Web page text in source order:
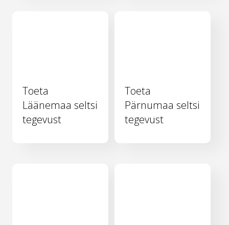
Toeta
Läänemaa seltsi
tegevust
Toeta
Pärnumaa seltsi
tegevust